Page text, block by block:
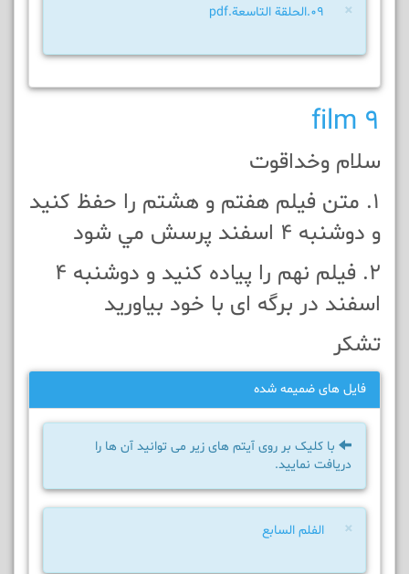
× 09.الحلقة التاسعة.pdf
film 9
سلام وخداقوت
1. متن فيلم هفتم و هشتم را حفظ کنید
و دوشنبه 4 اسفند پرسش مي شود
2. فيلم نهم را پیاده کنيد و دوشنبه 4
اسفند در برگه ای با خود بياوريد
تشکر
فایل های ضمیمه شده
با کلیک بر روی آیتم های زیر می توانید آن ها را
دریافت نمایید.
× الفلم السابع